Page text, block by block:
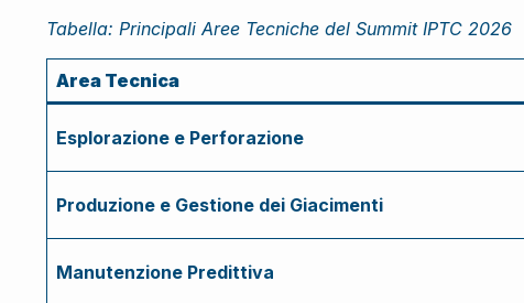
Tabella: Principali Aree Tecniche del Summit IPTC 2026
Area Tecnica
Esplorazione e Perforazione
Produzione e Gestione dei Giacimenti
Manutenzione Predittiva